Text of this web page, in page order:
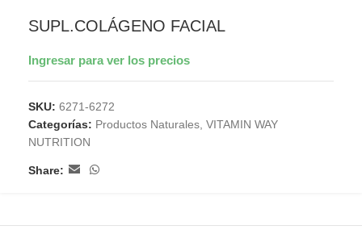
SUPL.COLÁGENO FACIAL
Ingresar para ver los precios
SKU: 6271-6272
Categorías: Productos Naturales VITAMIN WAY
NUTRITION
Share: